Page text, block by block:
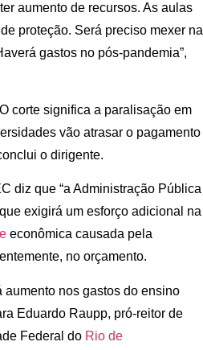
aumento de recursos. As aulas
proteção. Será preciso mexer na
gastos no pós-pandemia”,
corte significa a paralisação em
vão atrasar o pagamento
o dirigente.
diz que “a Administração Pública
exigirá um esforço adicional na
econômica causada pela
no orçamento.
aumento nos gastos do ensino
Eduardo Raupp, pró-reitor de
Federal do Rio de